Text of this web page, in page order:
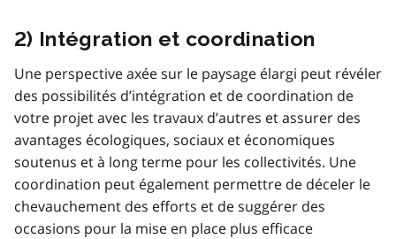
2) Intégration et coordination
Une perspective axée sur le paysage élargi peut révéler
des possibilités d’intégration et de coordination de
votre projet avec les travaux d’autres et assurer des
avantages écologiques, sociaux et économiques
soutenus et à long terme pour les collectivités. Une
coordination peut également permettre de déceler le
chevauchement des efforts et de suggérer des
occasions pour la mise en place plus efficace